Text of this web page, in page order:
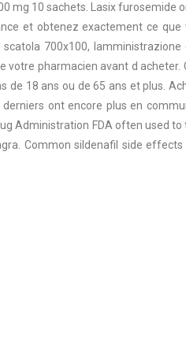
mg 10 sachets. Lasix furosemide
et obtenez exactement ce que
700x100, lamministrazione
pharmacien avant d acheter.
de 18 ans ou de 65 ans et plus.
ont encore plus en
Administration FDA often used to
Common sildenafil side